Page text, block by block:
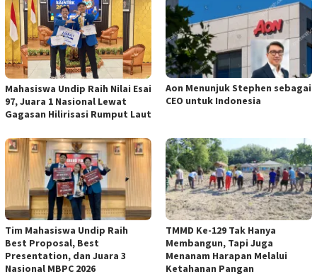
Mahasiswa Undip Raih Nilai Esai
97, Juara 1 Nasional Lewat
Gagasan Hilirisasi Rumput Laut
Aon Menunjuk Stephen sebagai
CEO untuk Indonesia
Tim Mahasiswa Undip Raih
Best Proposal, Best
Presentation, dan Juara 3
Nasional MBPC 2026
TMMD Ke-129 Tak Hanya
Membangun, Tapi Juga
Menanam Harapan Melalui
Ketahanan Pangan